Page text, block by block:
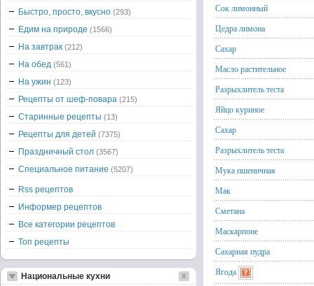
Сок лимонный
Цедра лимона
Сахар
Масло растительное
Разрыхлитель теста
Яйцо куриное
Сахар
Разрыхлитель теста
Мука пшеничная
Мак
Сметана
Маскарпоне
Сахарная пудра
Ягода
Быстро, просто, вкусно (293)
Едим на природе (1566)
На завтрак (212)
На обед (561)
На ужин (123)
Рецепты от шеф-повара (215)
Старинные рецепты (13)
Рецепты для детей (7375)
Праздничный стол (3567)
Специальное питание (5207)
Rss рецептов
Информер рецептов
Все категории рецептов
Топ рецепты
Национальные кухни